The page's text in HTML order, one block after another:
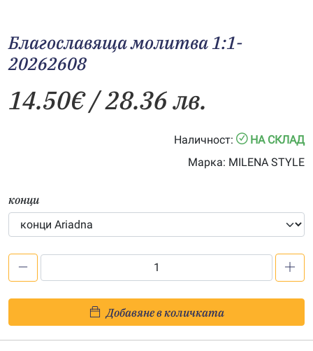
Благославяща молитва 1:1-
20262608
14.50€/ 28.36 лв.
Наличност:
НА СКЛАД
Марка: MILENA STYLE
конци
Благославяща
молитва
1:1-
Добавяне в количката